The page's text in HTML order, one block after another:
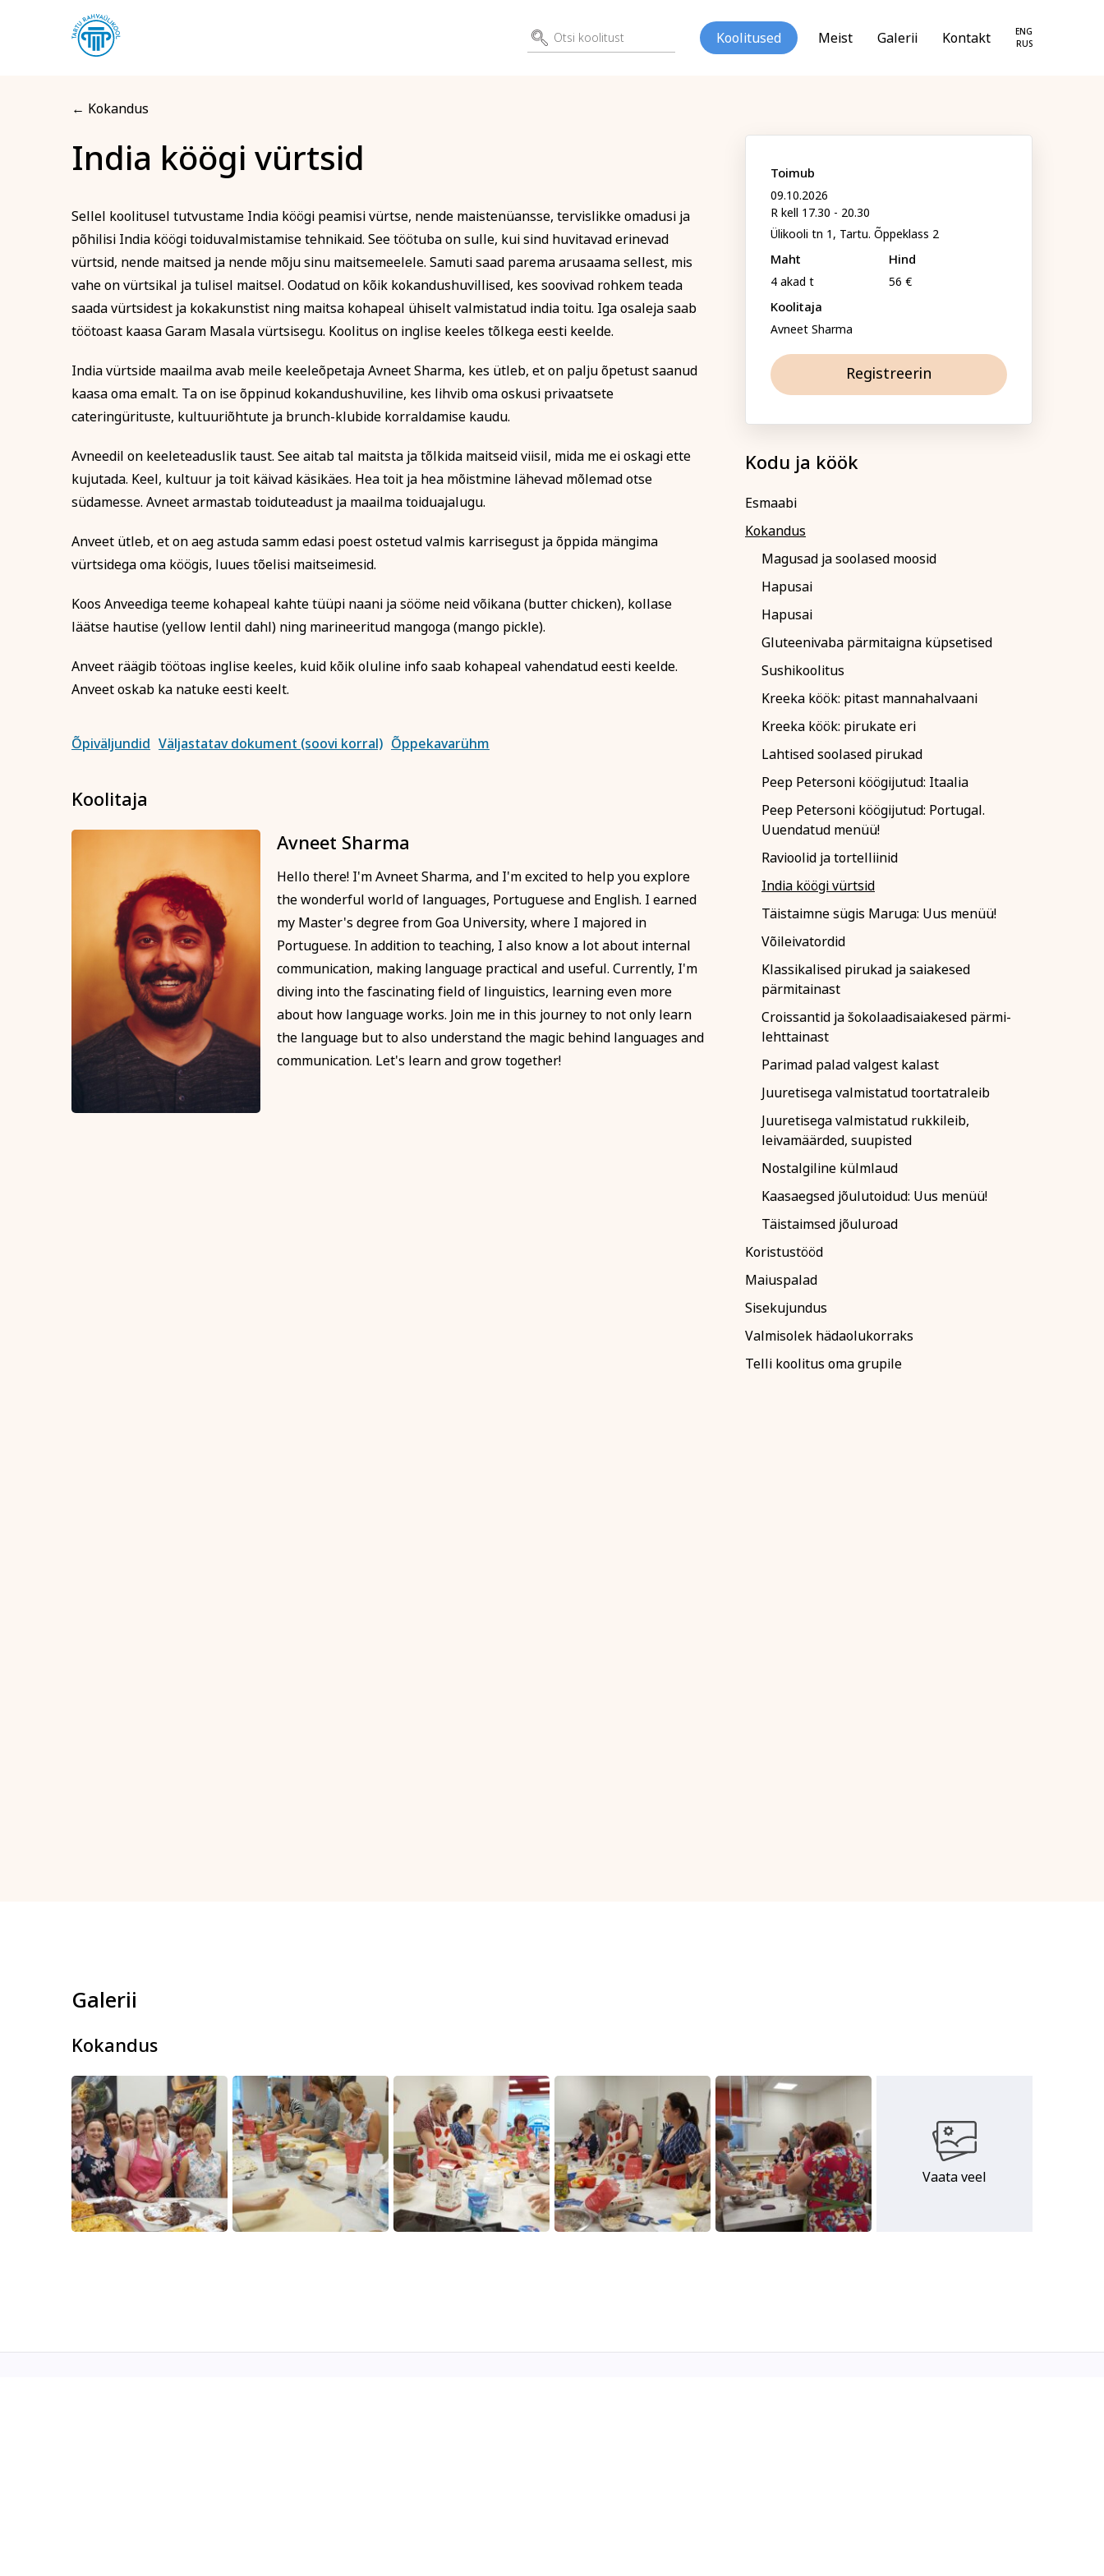
Koolitused Meist Galerii Kontakt
ENG
RUS
Arvuti ja töö Keeled Kunst
Psühholoogia ja
eneseareng
Tekstiil ja käsitöö
Tervis ja ilu Kodu ja köök Aiandus ja lilleseade
← Kokandus
India köögi vürtsid
Sellel koolitusel tutvustame India köögi peamisi vürtse, nende maistenüansse, tervislikke omadusi ja
põhilisi India köögi toiduvalmistamise tehnikaid. See töötuba on sulle, kui sind huvitavad erinevad
vürtsid, nende maitsed ja nende mõju sinu maitsemeelele. Samuti saad parema arusaama sellest, mis
vahe on vürtsikal ja tulisel maitsel. Oodatud on kõik kokandushuvillised, kes soovivad rohkem teada
saada vürtsidest ja kokakunstist ning maitsa kohapeal ühiselt valmistatud india toitu. Iga osaleja saab
töötoast kaasa Garam Masala vürtsisegu. Koolitus on inglise keeles tõlkega eesti keelde.
India vürtside maailma avab meile keeleõpetaja Avneet Sharma, kes ütleb, et on palju õpetust saanud
kaasa oma emalt. Ta on ise õppinud kokandushuviline, kes lihvib oma oskusi privaatsete
cateringürituste, kultuuriõhtute ja brunch-klubide korraldamise kaudu.
Avneedil on keeleteaduslik taust. See aitab tal maitsta ja tõlkida maitseid viisil, mida me ei oskagi ette
kujutada. Keel, kultuur ja toit käivad käsikäes. Hea toit ja hea mõistmine lähevad mõlemad otse
südamesse. Avneet armastab toiduteadust ja maailma toiduajalugu.
Anveet ütleb, et on aeg astuda samm edasi poest ostetud valmis karrisegust ja õppida mängima
vürtsidega oma köögis, luues tõelisi maitseimesid.
Koos Anveediga teeme kohapeal kahte tüüpi naani ja sööme neid võikana (butter chicken), kollase
läätse hautise (yellow lentil dahl) ning marineeritud mangoga (mango pickle).
Anveet räägib töötoas inglise keeles, kuid kõik oluline info saab kohapeal vahendatud eesti keelde.
Anveet oskab ka natuke eesti keelt.
Õpiväljundid Väljastatav dokument (soovi korral) Õppekavarühm
Koolitaja
Avneet Sharma
Hello there! I'm Avneet Sharma, and I'm excited to help you explore
the wonderful world of languages, Portuguese and English. I earned
my Master's degree from Goa University, where I majored in
Portuguese. In addition to teaching, I also know a lot about internal
communication, making language practical and useful. Currently, I'm
diving into the fascinating field of linguistics, learning even more
about how language works. Join me in this journey to not only learn
the language but to also understand the magic behind languages and
communication. Let's learn and grow together!
Toimub
09.10.2026
R kell 17.30 - 20.30
Ülikooli tn 1, Tartu. Õppeklass 2
Maht
4 akad t
Hind
56 €
Koolitaja
Avneet Sharma
Registreerin
Kodu ja köök
Esmaabi
Kokandus
Magusad ja soolased moosid
Hapusai
Hapusai
Gluteenivaba pärmitaigna küpsetised
Sushikoolitus
Kreeka köök: pitast mannahalvaani
Kreeka köök: pirukate eri
Lahtised soolased pirukad
Peep Petersoni köögijutud: Itaalia
Peep Petersoni köögijutud: Portugal.
Uuendatud menüü!
Ravioolid ja tortelliinid
India köögi vürtsid
Täistaimne sügis Maruga: Uus menüü!
Võileivatordid
Klassikalised pirukad ja saiakesed
pärmitainast
Croissantid ja šokolaadisaiakesed pärmi-
lehttainast
Parimad palad valgest kalast
Juuretisega valmistatud toortatraleib
Juuretisega valmistatud rukkileib,
leivamäärded, suupisted
Nostalgiline külmlaud
Kaasaegsed jõulutoidud: Uus menüü!
Täistaimsed jõuluroad
Koristustööd
Maiuspalad
Sisekujundus
Valmisolek hädaolukorraks
Telli koolitus oma grupile
Galerii
Kokandus
Vaata veel
Registreerin koolitusele
India köögi vürtsid
Eesnimi Perenimi
Telefon E-posti aadress
Isikukood
Sisesta osaleja isikukood, et vältida segadust
nimekaimudega.
Tasun ise
Tasub muu asutus
(Nt ettevõte, omavalitsus vm)
arvel märgitud tähtajaks, mis saadetakse koos
registreerumise kinnitusega (reeglina on tähtaeg
koolitussekretäriga ja koolituslepingu sõlmimisega
on võimalik tasuda osade kaupa.
Koolitusest loobumise korral palume sellest Tartu
Rahvaülikooli töötajat viivitamatult teavitada.
vähem kui kaks tööpäeva enne koolituse algust või
kui koolitus on juba alanud, õppetasu ei tagastata
Koolituse ärajäämisel teavitatakse registreerunuid
sellest viivitamatult. Õppetasu tagastatakse või
soovi korral kantakse üle mõnele teisele
Tutvu õppetöö korraldusega lähemalt siin
Kinnitan, et olen tutvunud ja nõustun õppetöö korraldusega, privaatsuspoliitikaga ja nõustun
Soovin saada rahvaülikooli uudiskirja
Registreerin